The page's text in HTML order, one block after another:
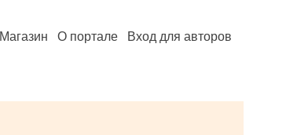
Магазин О портале Вход для авторов